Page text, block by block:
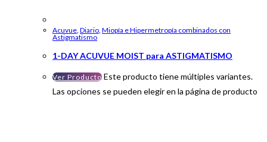
Acuvue, Diario, Miopía e Hipermetropía combinados con
Astigmatismo
1-DAY ACUVUE MOIST para ASTIGMATISMO
Ver Producto Este producto tiene múltiples variantes.
Las opciones se pueden elegir en la página de producto